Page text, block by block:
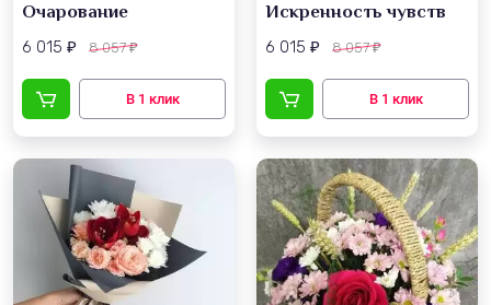
Очарование
6 015 ₽ 8 057₽
Искренность чувств
6 015 ₽ 8 057₽